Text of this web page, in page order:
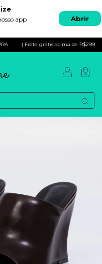
app Abrir
grátis acima de R$299 |
0